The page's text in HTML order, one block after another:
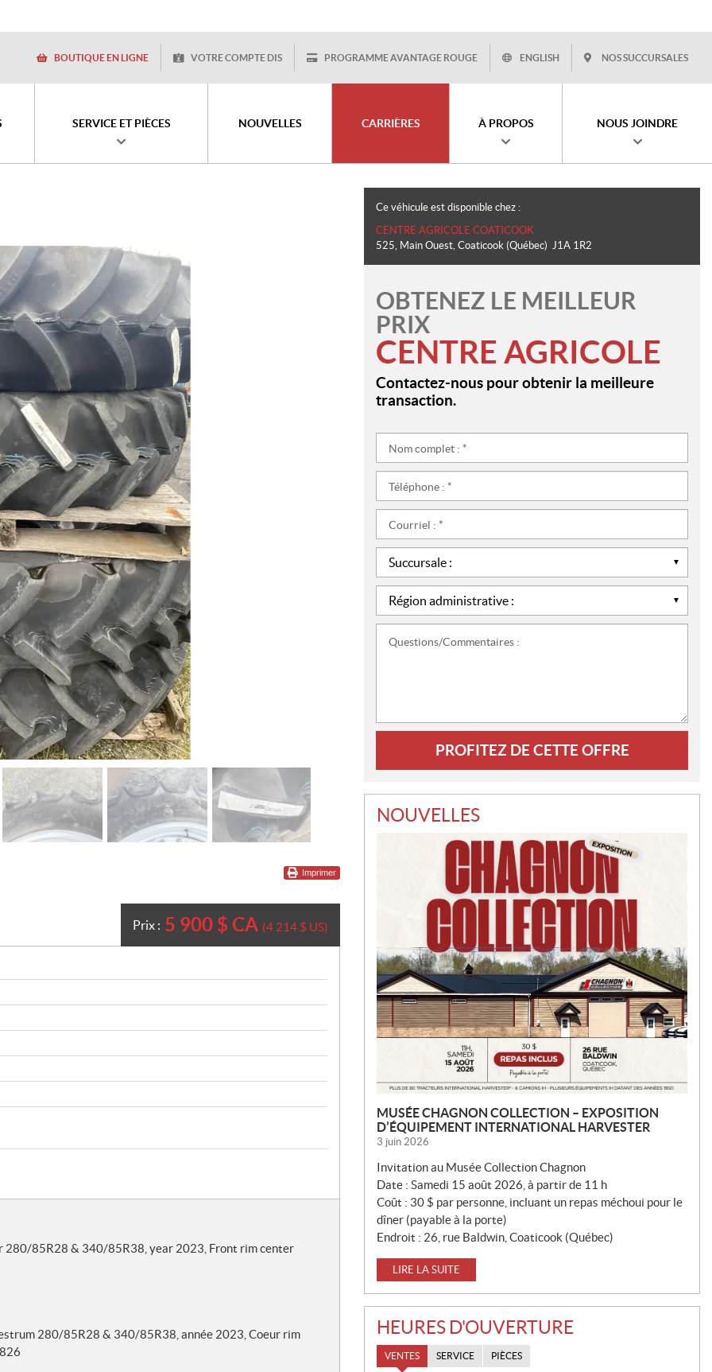
BOUTIQUE EN LIGNE VOTRE COMPTE DIS PROGRAMME AVANTAGE ROUGE ENGLISH NOS SUCCURSALES
SERVICE ET PIÈCES NOUVELLES CARRIÈRES À PROPOS NOUS JOINDRE
Imprimer
Prix : 5 900 $ CA 4 214 $ US
280/85R28 & 340/85R38, year 2023, Front rim center
280/85R28 & 340/85R38, année 2023, Coeur rim
Ce véhicule est disponible chez :
CENTRE AGRICOLE COATICOOK
525, Main Ouest, Coaticook (Québec) J1A 1R2
OBTENEZ LE MEILLEUR
PRIX
CENTRE AGRICOLE
Contactez-nous pour obtenir la meilleure
transaction.
complet
:
*
*Succursale
*Région
administrative
:
NOUVELLES
MUSÉE CHAGNON COLLECTION – EXPOSITION
D’ÉQUIPEMENT INTERNATIONAL HARVESTER
3 juin 2026
Invitation au Musée Collection Chagnon
Date : Samedi 15 août 2026, à partir de 11 h
Coût : 30 $ par personne, incluant un repas méchoui pour le
dîner (payable à la porte)
Endroit : 26, rue Baldwin, Coaticook (Québec)
LIRE LA SUITE
HEURES D'OUVERTURE
VENTES SERVICE PIÈCES